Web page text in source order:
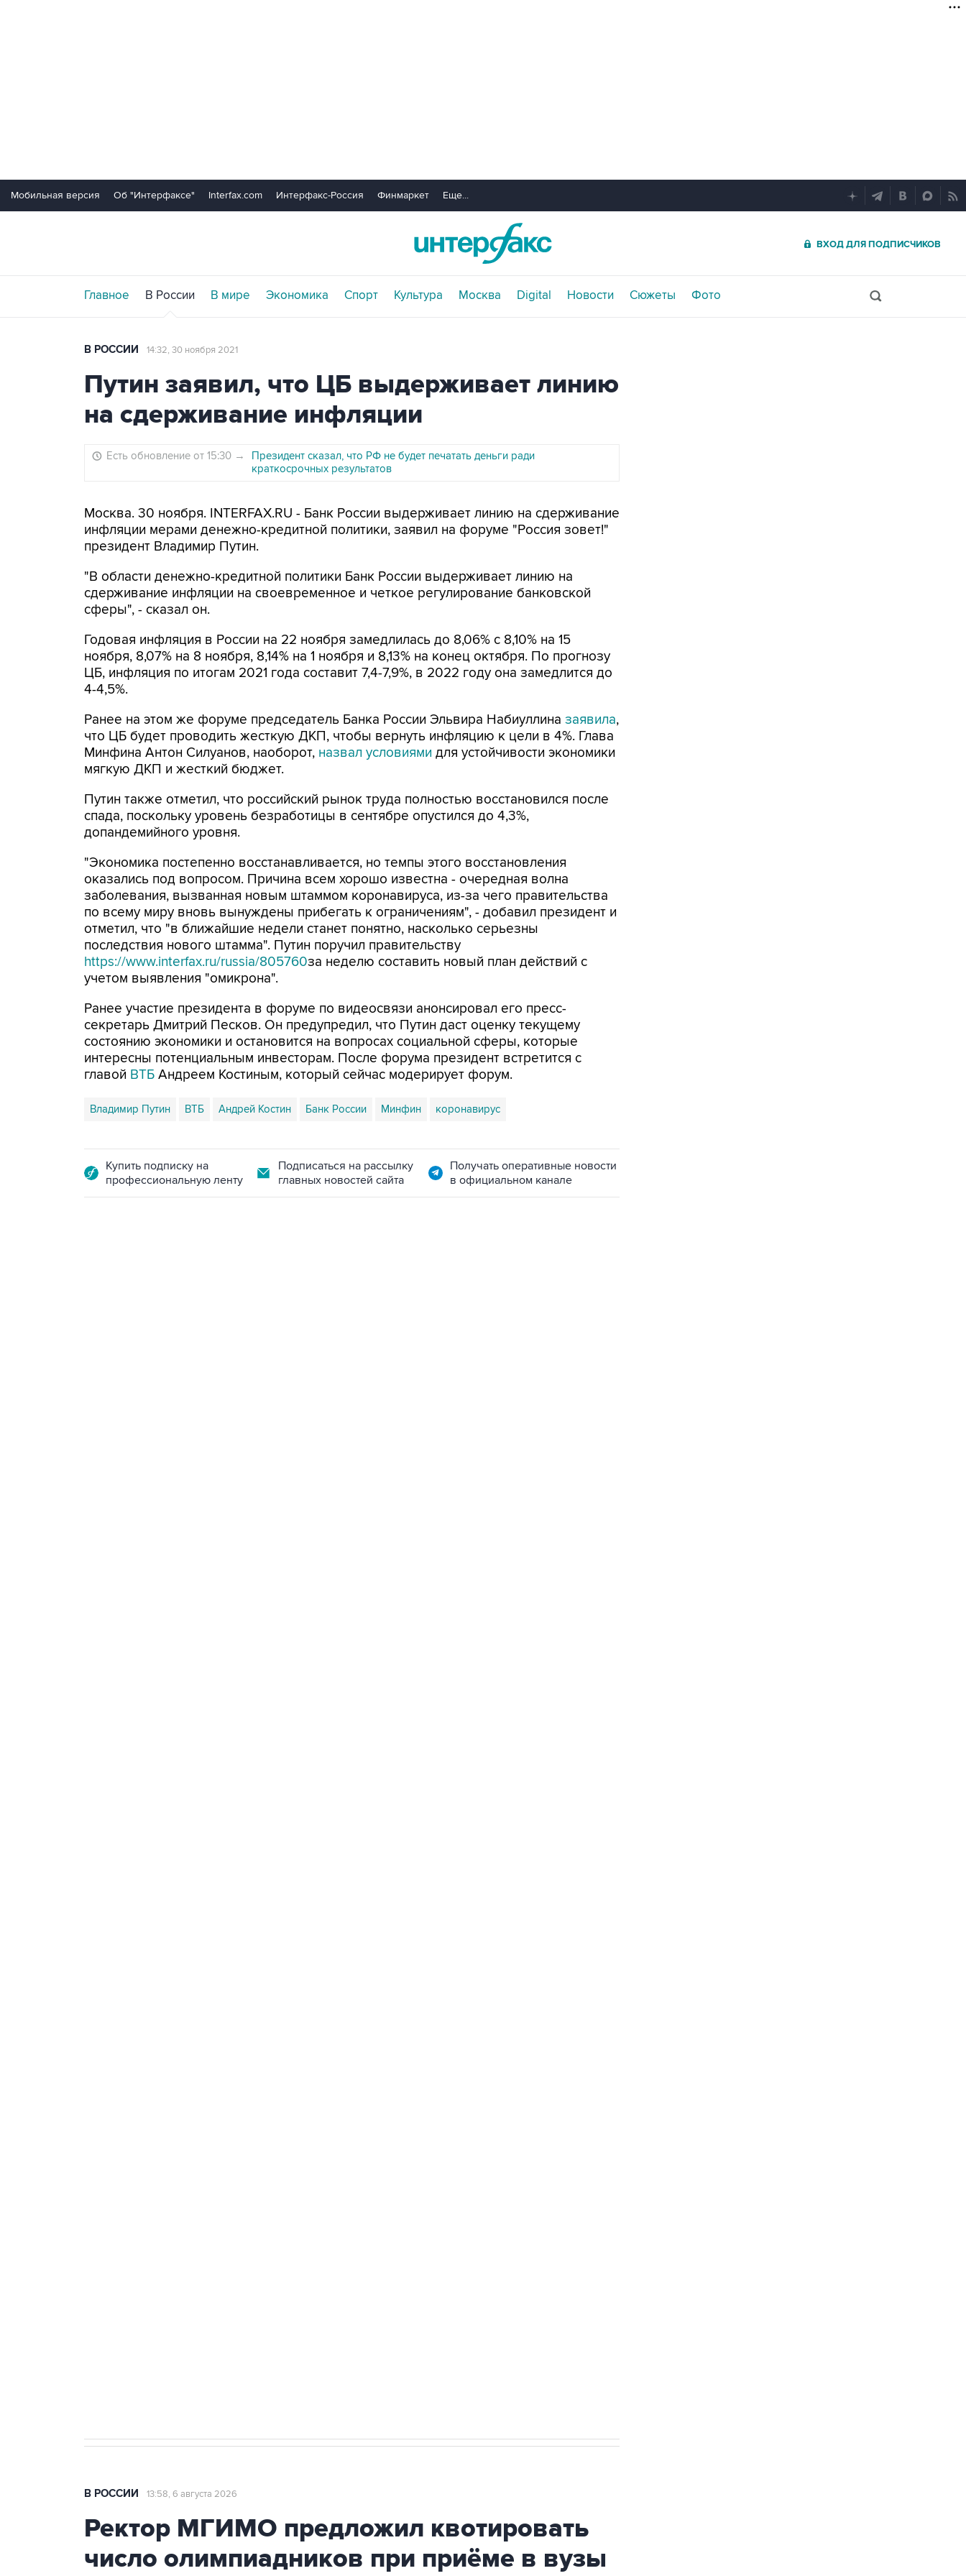
Мобильная версия Об "Интерфаксе" Interfax.com Интерфакс-Россия Финмаркет Еще...
ВХОД ДЛЯ ПОДПИСЧИКОВ
Главное В России В мире Экономика Спорт Культура Москва Digital Новости Сюжеты Фото
В РОССИИ 14:32, 30 ноября 2021
Путин заявил, что ЦБ выдерживает линию
на сдерживание инфляции
Есть обновление от 15:30 →
Президент сказал, что РФ не будет печатать деньги ради
краткосрочных результатов
Москва. 30 ноября. INTERFAX.RU - Банк России выдерживает линию на сдерживание
инфляции мерами денежно-кредитной политики, заявил на форуме "Россия зовет!"
президент Владимир Путин.
"В области денежно-кредитной политики Банк России выдерживает линию на
сдерживание инфляции на своевременное и четкое регулирование банковской
сферы", - сказал он.
Годовая инфляция в России на 22 ноября замедлилась до 8,06% с 8,10% на 15
ноября, 8,07% на 8 ноября, 8,14% на 1 ноября и 8,13% на конец октября. По прогнозу
ЦБ, инфляция по итогам 2021 года составит 7,4-7,9%, в 2022 году она замедлится до
4-4,5%.
Ранее на этом же форуме председатель Банка России Эльвира Набиуллина заявила,
что ЦБ будет проводить жесткую ДКП, чтобы вернуть инфляцию к цели в 4%. Глава
Минфина Антон Силуанов, наоборот, назвал условиями для устойчивости экономики
мягкую ДКП и жесткий бюджет.
Путин также отметил, что российский рынок труда полностью восстановился после
спада, поскольку уровень безработицы в сентябре опустился до 4,3%,
допандемийного уровня.
"Экономика постепенно восстанавливается, но темпы этого восстановления
оказались под вопросом. Причина всем хорошо известна - очередная волна
заболевания, вызванная новым штаммом коронавируса, из-за чего правительства
по всему миру вновь вынуждены прибегать к ограничениям", - добавил президент и
отметил, что "в ближайшие недели станет понятно, насколько серьезны
последствия нового штамма". Путин поручил правительству
https://www.interfax.ru/russia/805760за неделю составить новый план действий с
учетом выявления "омикрона".
Ранее участие президента в форуме по видеосвязи анонсировал его пресс-
секретарь Дмитрий Песков. Он предупредил, что Путин даст оценку текущему
состоянию экономики и остановится на вопросах социальной сферы, которые
интересны потенциальным инвесторам. После форума президент встретится с
главой ВТБ Андреем Костиным, который сейчас модерирует форум.
Владимир Путин ВТБ Андрей Костин Банк России Минфин коронавирус
Купить подписку на
профессиональную ленту
Подписаться на рассылку
главных новостей сайта
Получать оперативные новости
в официальном канале
В РОССИИ 13:58, 6 августа 2026
Ректор МГИМО предложил квотировать
число олимпиадников при приёме в вузы